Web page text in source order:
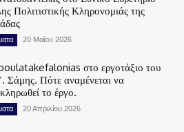
Πολιτιστικής Κληρονομιάς της
20 Μαΐου 2026
στο εργοτάξιο του
Σάμης. Πότε αναμένεται να
το έργο.
20 Απριλίου 2026